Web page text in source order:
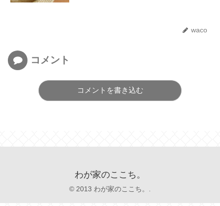
waco
コメント
コメントを書き込む
わが家のここち。
© 2013 わが家のここち。.